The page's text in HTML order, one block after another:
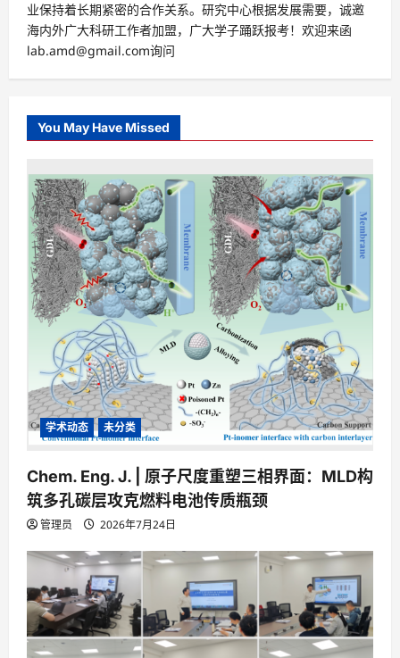
业保持着长期紧密的合作关系。研究中心根据发展需要，诚邀
海内外广大科研工作者加盟，广大学子踊跃报考！欢迎来函
lab.amd@gmail.com询问
You May Have Missed
学术动态 未分类
Chem. Eng. J. | 原子尺度重塑三相界面：MLD构
筑多孔碳层攻克燃料电池传质瓶颈
管理员 2026年7月24日